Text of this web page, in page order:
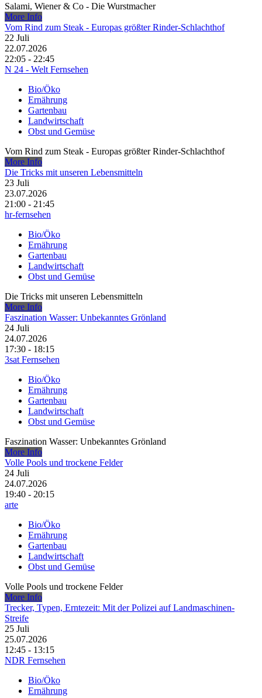
Salami, Wiener & Co - Die Wurstmacher
More Info
Vom Rind zum Steak - Europas größter Rinder-Schlachthof
22 Juli
22.07.2026
22:05 - 22:45
N 24 - Welt Fernsehen
Bio/Öko
Ernährung
Gartenbau
Landwirtschaft
Obst und Gemüse
Vom Rind zum Steak - Europas größter Rinder-Schlachthof
More Info
Die Tricks mit unseren Lebensmitteln
23 Juli
23.07.2026
21:00 - 21:45
hr-fernsehen
Bio/Öko
Ernährung
Gartenbau
Landwirtschaft
Obst und Gemüse
Die Tricks mit unseren Lebensmitteln
More Info
Faszination Wasser: Unbekanntes Grönland
24 Juli
24.07.2026
17:30 - 18:15
3sat Fernsehen
Bio/Öko
Ernährung
Gartenbau
Landwirtschaft
Obst und Gemüse
Faszination Wasser: Unbekanntes Grönland
More Info
Volle Pools und trockene Felder
24 Juli
24.07.2026
19:40 - 20:15
arte
Bio/Öko
Ernährung
Gartenbau
Landwirtschaft
Obst und Gemüse
Volle Pools und trockene Felder
More Info
Trecker, Typen, Erntezeit: Mit der Polizei auf Landmaschinen-
Streife
25 Juli
25.07.2026
12:45 - 13:15
NDR Fernsehen
Bio/Öko
Ernährung